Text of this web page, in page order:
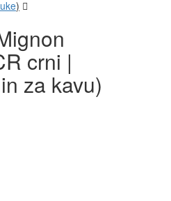
)
crni |
za kavu)